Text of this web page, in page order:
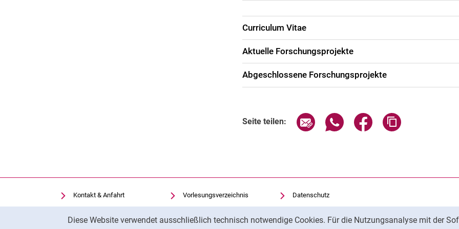
Diese Website verwendet ausschließlich technisch notwendige Cookies. Für die Nutzungsanalyse mit der
Curriculum Vitae
Aktuelle Forschungsprojekte
Abgeschlossene Forschungsprojekte
Seite teilen: Seite über E-Mail teilen
Seite über WhatsApp teilen
Seite über Facebook
Kontakt & Anfahrt
Einrichtungen suchen
Stellenangebote
Vorlesungsverzeichnis
Uni-Bibliothek
Moodle
Datenschutz
Barrierefreiheit
Transparenter KI-Einsatz